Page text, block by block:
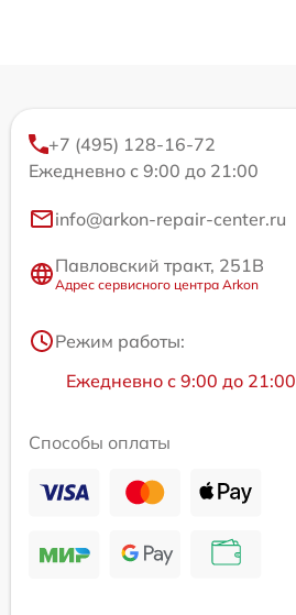
+7 (495) 128-16-72
Ежедневно с 9:00 до 21:00
info@arkon-repair-center.ru
Павловский тракт, 251В
Адрес сервисного центра Arkon
Режим работы:
Ежедневно с 9:00 до 21:00
Способы оплаты